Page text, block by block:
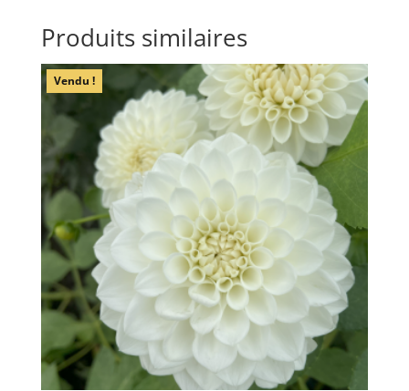
Produits similaires
Vendu !